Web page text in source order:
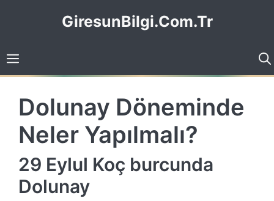
GiresunBilgi.Com.Tr
Dolunay Döneminde
Neler Yapılmalı?
29 Eylul Koç burcunda
Dolunay